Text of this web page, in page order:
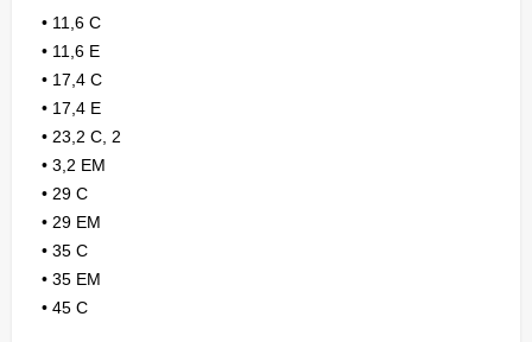
• 11,6 С
• 11,6 Е
• 17,4 С
• 17,4 Е
• 23,2 С, 2
• 3,2 ЕМ
• 29 С
• 29 ЕМ
• 35 С
• 35 ЕМ
• 45 С